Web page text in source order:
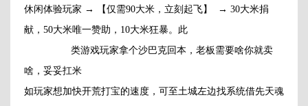
休闲体验玩家 → 【仅需90大米，立刻起飞】 → 30大米捐
献，50大米唯一赞助，10大米狂暴。此
类游戏玩家拿个沙巴克回本，老板需要啥你就卖
啥，妥妥扛米
如玩家想加快开荒打宝的速度，可至土城左边找系统借先天魂